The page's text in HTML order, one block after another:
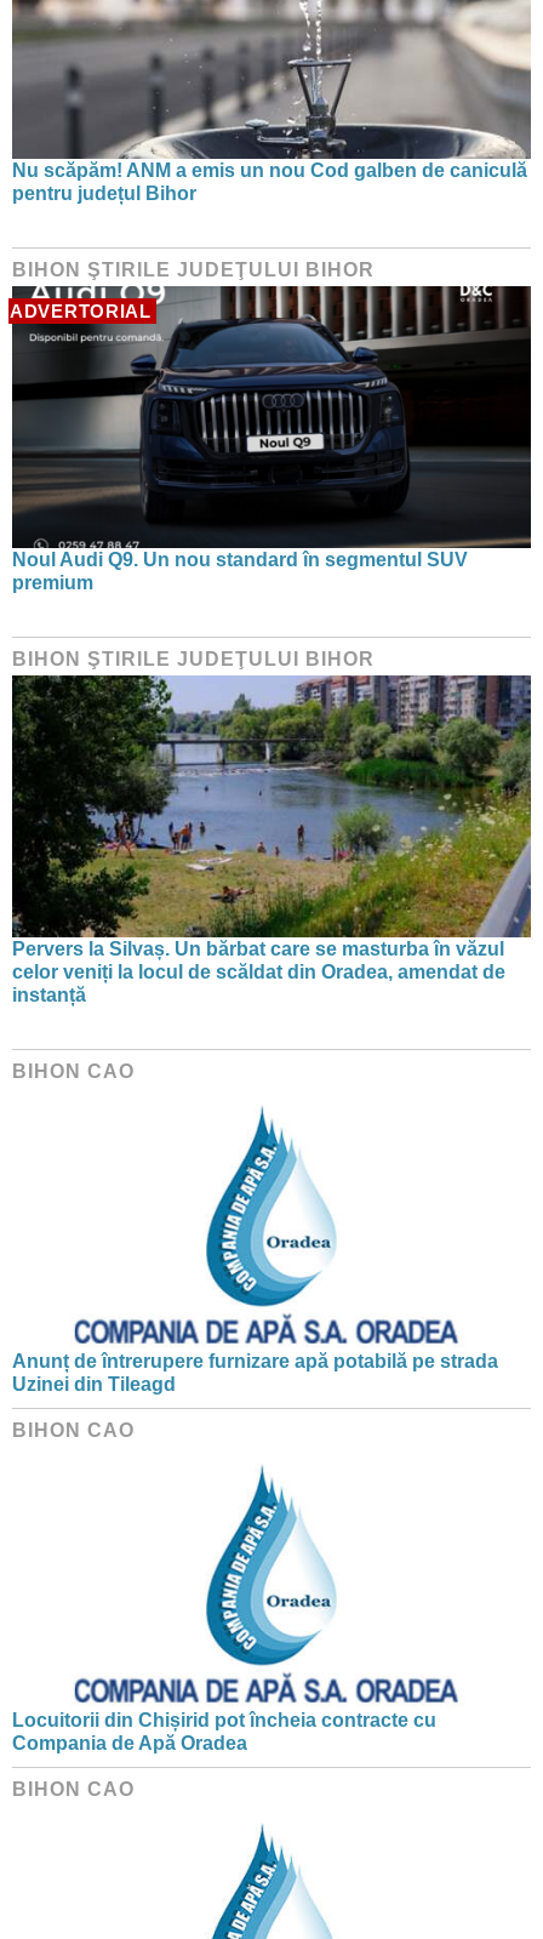
Nu scăpăm! ANM a emis un nou Cod galben de caniculă
pentru județul Bihor
BIHON ŞTIRILE JUDEŢULUI BIHOR
ADVERTORIAL
Noul Audi Q9. Un nou standard în segmentul SUV
premium
BIHON ŞTIRILE JUDEŢULUI BIHOR
Pervers la Silvaș. Un bărbat care se masturba în văzul
celor veniți la locul de scăldat din Oradea, amendat de
instanță
BIHON CAO
Anunț de întrerupere furnizare apă potabilă pe strada
Uzinei din Tileagd
BIHON CAO
Locuitorii din Chișirid pot încheia contracte cu
Compania de Apă Oradea
BIHON CAO